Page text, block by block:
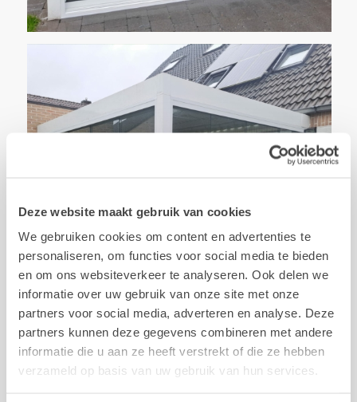
Deze website maakt gebruik van cookies
We gebruiken cookies om content en advertenties te
personaliseren, om functies voor social media te bieden
en om ons websiteverkeer te analyseren. Ook delen we
informatie over uw gebruik van onze site met onze
partners voor social media, adverteren en analyse. Deze
partners kunnen deze gegevens combineren met andere
informatie die u aan ze heeft verstrekt of die ze hebben
verzameld op basis van uw gebruik van hun services.